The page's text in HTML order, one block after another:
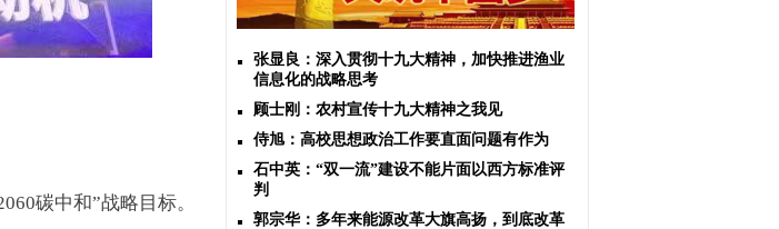
碳中和”战略目标。
张显良：深入贯彻十九大精神，加快推进渔业
信息化的战略思考
顾士刚：农村宣传十九大精神之我见
侍旭：高校思想政治工作要直面问题有作为
石中英：“双一流”建设不能片面以西方标准评
判
郭宗华：多年来能源改革大旗高扬，到底改革